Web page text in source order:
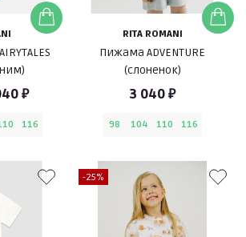
₽
116
RITA ROMANI
Пижама ADVENTURE
(слоненок)
3 040 ₽
98 104 110 116
-25%